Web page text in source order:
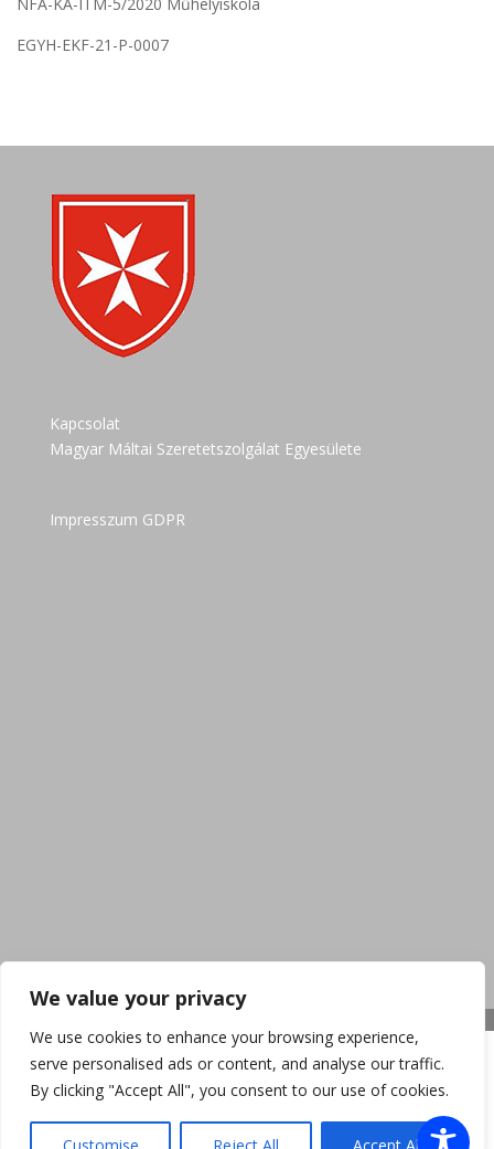
We value your privacy
We use cookies to enhance your browsing experience,
serve personalised ads or content, and analyse our traffic.
By clicking "Accept All", you consent to our use of cookies.
EGYH-EKF-21-P-0007
Kapcsolat
Magyar Máltai Szeretetszolgálat Egyesülete
Impresszum GDPR